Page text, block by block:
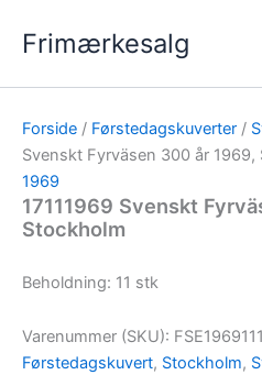
Frimærkesalg
Forside / Førstedagskuverter /
Svenskt Fyrväsen 300 år 1969,
1969
17111969 Svenskt
Stockholm
Beholdning: 11 stk
Varenummer (SKU):
Førstedagskuvert, Stockholm,